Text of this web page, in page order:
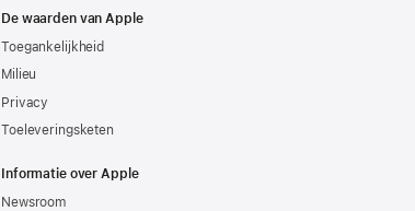
De waarden van Apple
Toegankelijkheid
Milieu
Privacy
Toeleveringsketen
Informatie over Apple
Newsroom